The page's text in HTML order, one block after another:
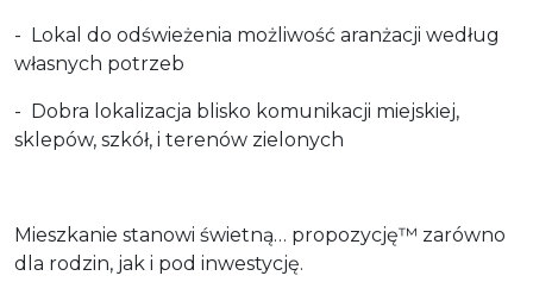
- Lokal do odświeżenia możliwość aranżacji według
własnych potrzeb
- Dobra lokalizacja blisko komunikacji miejskiej,
sklepów, szkół‚ i terenów zielonych
Mieszkanie stanowi świetną… propozycję™ zarówno
dla rodzin, jak i pod inwestycję.